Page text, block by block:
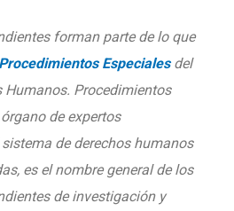
forman parte de lo que
Procedimientos Especialesdel
Humanos. Procedimientos
de expertos
de derechos humanos
es el nombre general de los
de investigación y